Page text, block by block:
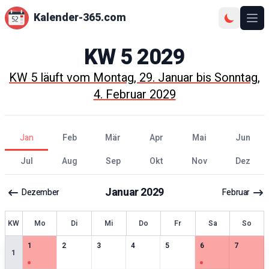
Kalender-365.com
KW52029
KW5läuft vomMontag, 29. JanuarbisSonntag,
4. Februar 2029
Jan Feb Mär Apr Mai
Jun
Jul
Aug Sep Okt Nov Dez
Dezember Januar2029 Februar
KW Mo Di Mi Do Fr Sa So
1
11 særlige datoer
2
0særlige datoer
3
0særlige datoer
4
0særlige datoer
5
0særlige datoer
6
1særlige datoer
7
0særlige